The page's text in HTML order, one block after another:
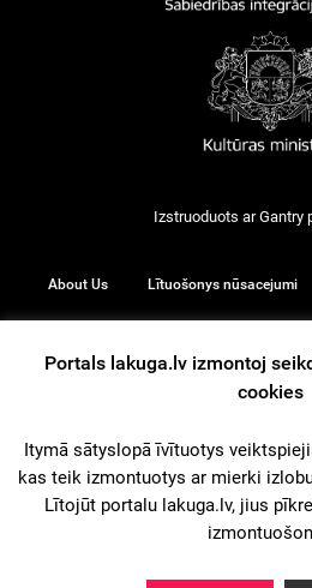
Izstruoduots arGantry
About Us Lītuošonys nūsacejumi
© 2026
iz
Portals lakuga.lv izmontoj
cookies
Itymā sātyslopā īvītuotys
kas teik izmontuotys ar mierki
Lītojūt portalu lakuga.lv, jius